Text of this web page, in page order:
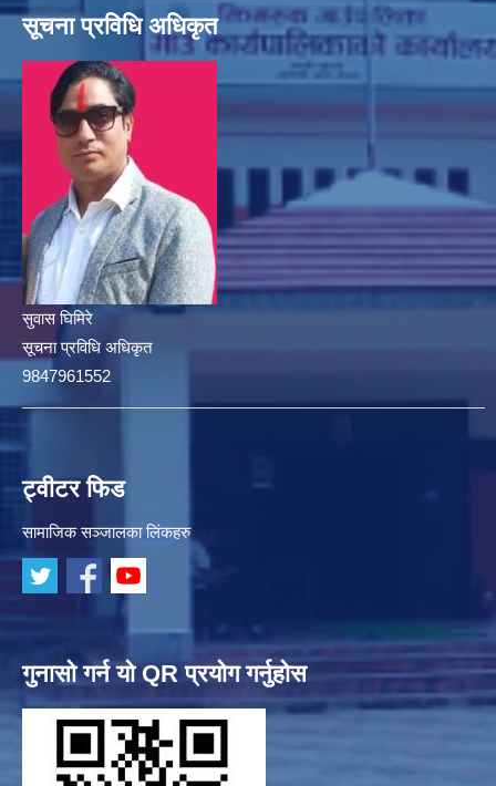
सूचना प्रविधि अधिकृत
सुवास घिमिरे
सूचना प्रविधि अधिकृत
9847961552
ट्वीटर फिड
सामाजिक सञ्जालका लिंकहरु
गुनासो गर्न यो QR प्रयोग गर्नुहोस